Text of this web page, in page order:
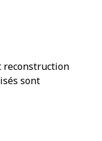
reconstruction
sont